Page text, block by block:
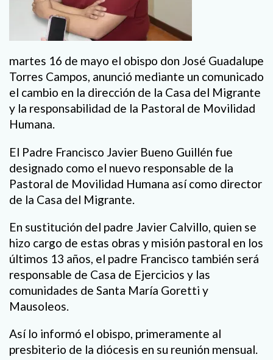
martes 16 de mayo el obispo don José Guadalupe
Torres Campos, anunció mediante un comunicado
el cambio en la dirección de la Casa del Migrante
y la responsabilidad de la Pastoral de Movilidad
Humana.
El Padre Francisco Javier Bueno Guillén fue
designado como el nuevo responsable de la
Pastoral de Movilidad Humana así como director
de la Casa del Migrante.
En sustitución del padre Javier Calvillo, quien se
hizo cargo de estas obras y misión pastoral en los
últimos 13 años, el padre Francisco también será
responsable de Casa de Ejercicios y las
comunidades de Santa María Goretti y
Mausoleos.
Así lo informó el obispo, primeramente al
presbiterio de la diócesis en su reunión mensual.